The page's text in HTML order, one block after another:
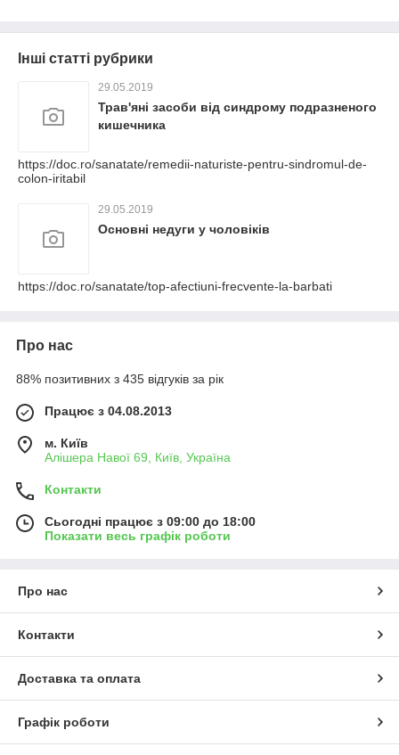
Інші статті рубрики
29.05.2019
Трав'яні засоби від синдрому подразненого
кишечника
https://doc.ro/sanatate/remedii-naturiste-pentru-sindromul-de-
colon-iritabil
29.05.2019
Основні недуги у чоловіків
https://doc.ro/sanatate/top-afectiuni-frecvente-la-barbati
Про нас
88% позитивних з 435 відгуків за рік
Працює з 04.08.2013
м. Київ
Алішера Навої 69, Київ, Україна
Контакти
Сьогодні працює з 09:00 до 18:00
Показати весь графік роботи
Про нас
Контакти
Доставка та оплата
Графік роботи